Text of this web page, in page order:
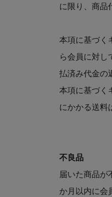
に限り、商品
本項に基づく
ら会員に対し
払済み代金の
本項に基づく
にかかる送料
不良品
届いた商品が
か月以内に会